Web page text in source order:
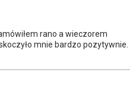
rano a wieczorem
mnie bardzo pozytywnie.